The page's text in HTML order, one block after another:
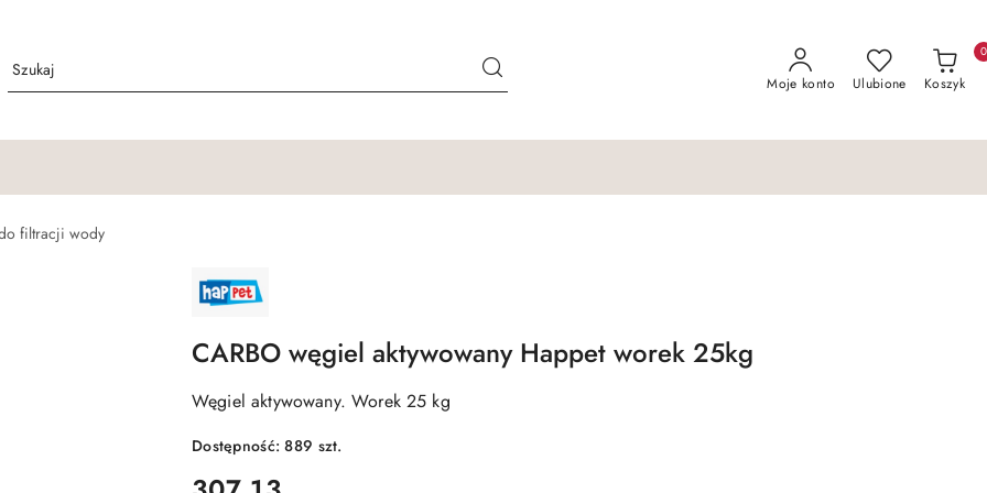
Moje konto Ulubione Koszyk
0
filtracji wody
NAZWA
PRODUCENTA:
HAPPET
CARBO węgiel aktywowany Happet worek 25kg
Węgiel aktywowany. Worek 25 kg
Dostępność:889 szt.